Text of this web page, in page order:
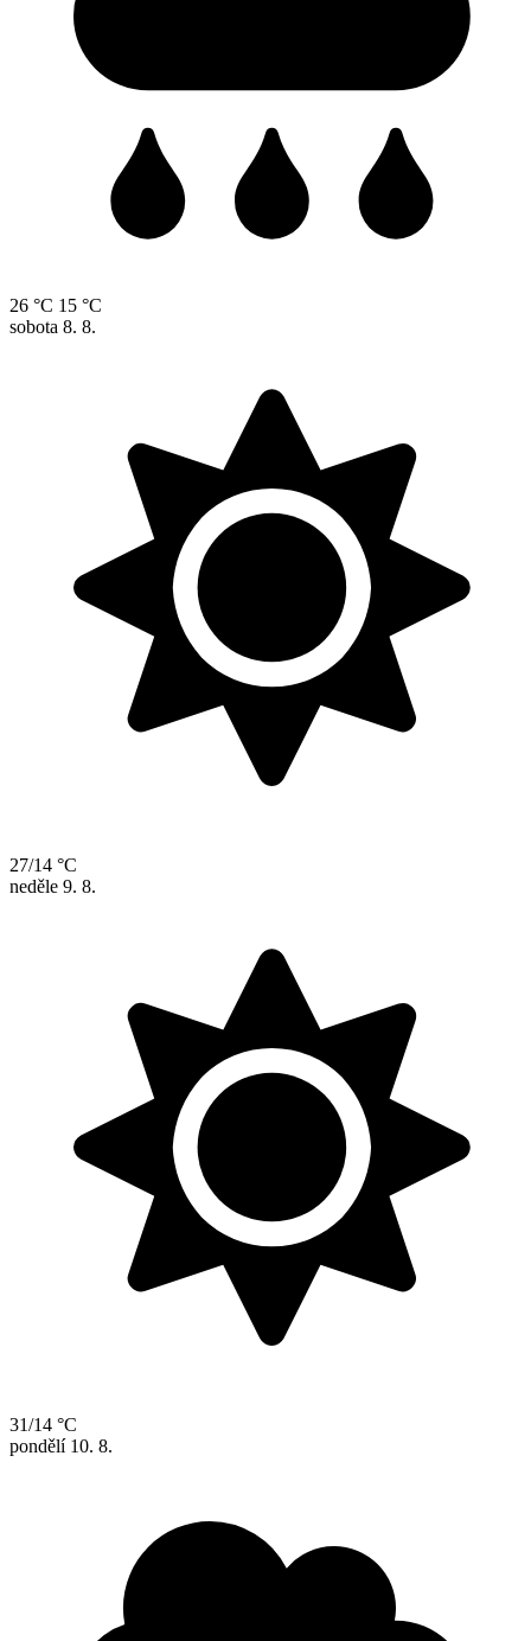
26 °C 15 °C
sobota 8. 8.
27/14 °C
neděle 9. 8.
31/14 °C
pondělí 10. 8.